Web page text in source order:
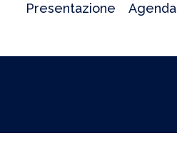
Presentazione Agenda